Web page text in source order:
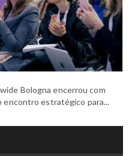
Bologna encerrou com
encontro estratégico para...